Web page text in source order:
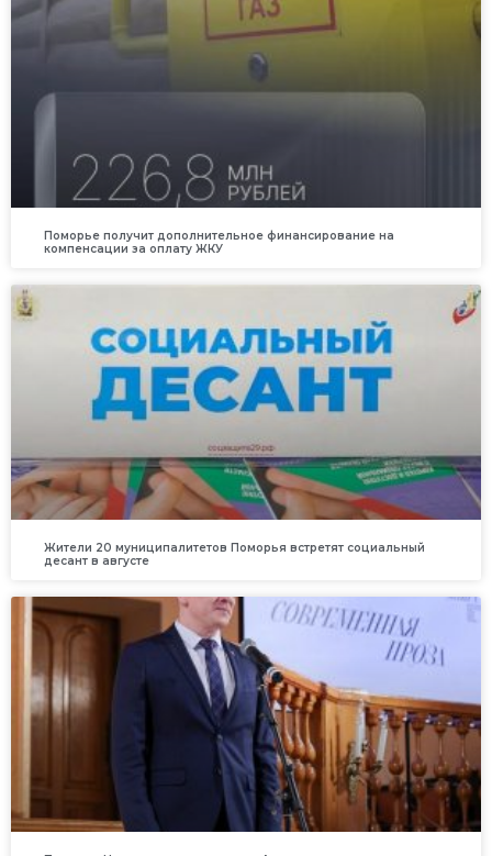
Поморье получит дополнительное финансирование на
компенсации за оплату ЖКУ
Жители 20 муниципалитетов Поморья встретят социальный
десант в августе